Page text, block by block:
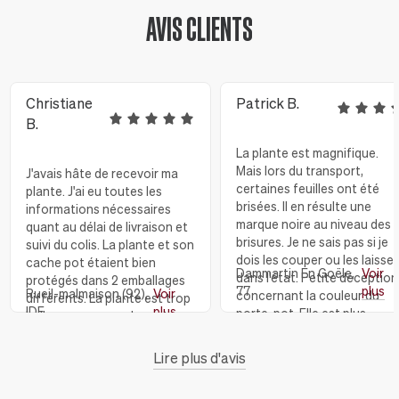
AVIS CLIENTS
Christiane
B.
J'avais hâte de recevoir ma
plante. J'ai eu toutes les
informations nécessaires
quant au délai de livraison et
suivi du colis. La plante et son
cache pot étaient bien
protégés dans 2 emballages
différents. La plante est trop
belle avec son cache pot en
toute l'équipe de LEON et
GEORGE qui ont répondu à
Rueil-malmaison (92),
IDF
Voir
plus
Patrick B.
La plante est magnifique.
Mais lors du transport,
certaines feuilles ont été
brisées. Il en résulte une
marque noire au niveau des
brisures. Je ne sais pas si je
dois les couper ou les laisser
dans l'état. Petite déception
concernant la couleur du
porte-pot. Elle est plus
pour un futur achat.
Dammartin En Goële,
77
Voir
plus
Lire plus d'avis